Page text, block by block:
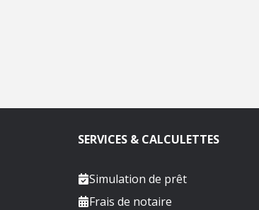
SERVICES & CALCULETTES
Simulation de prêt
Frais de notaire